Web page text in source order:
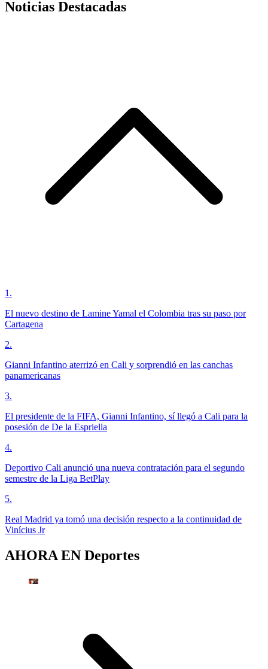
Noticias Destacadas
1 .
El nuevo destino de Lamine Yamal el Colombia tras su paso por
Cartagena
2.
Gianni Infantino aterrizó en Cali y sorprendió en las canchas
panamericanas
3.
El presidente de la FIFA, Gianni Infantino, sí llegó a Cali para la
posesión de De la Espriella
4.
Deportivo Cali anunció una nueva contratación para el segundo
semestre de la Liga BetPlay
5.
Real Madrid ya tomó una decisión respecto a la continuidad de
Vinícius Jr
AHORA EN Deportes